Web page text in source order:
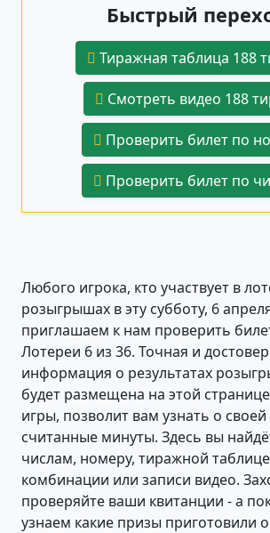
Быстрый
Тиражная таблица 188
Смотреть видео 188
Проверить билет по
Проверить билет по
Любого игрока, кто участвует в
розыгрышах в эту субботу, 6
приглашаем к нам проверить
Лотереи 6 из 36. Точная и
информация о результатах
будет размещена на этой
игры, позволит вам узнать о своей
считанные минуты. Здесь вы
числам, номеру, тиражной
комбинации или записи видео.
проверяйте ваши квитанции - а
узнаем какие призы приготовили